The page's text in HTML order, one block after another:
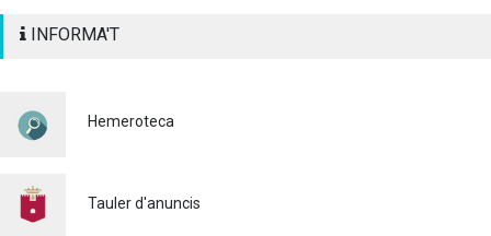
PAELLES 2026
Bo Cultural Jove 2026: 400
euros per a gaudir de la
INFORMA'T
Hemeroteca
Tauler d'anuncis